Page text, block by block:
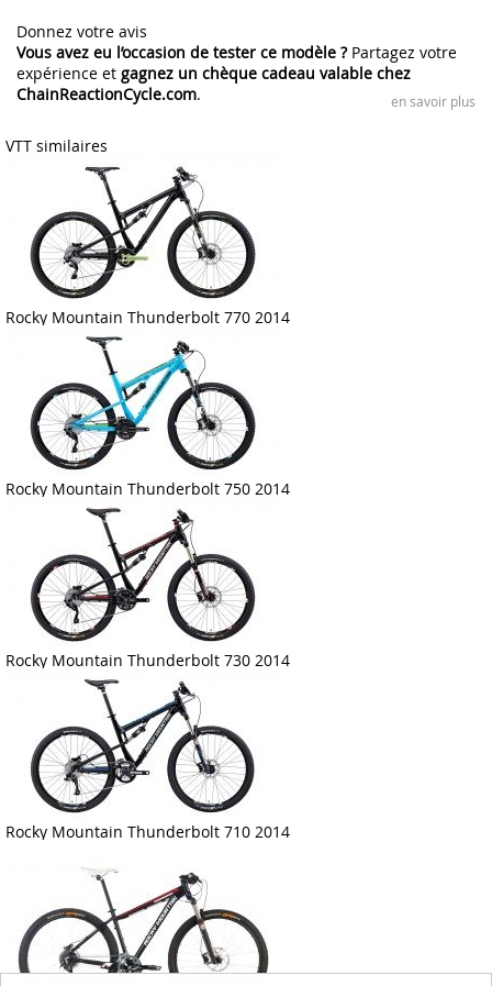
Donnez votre avis
Vous avez eu l’occasion de tester ce modèle ?Partagez votre
expérience et gagnez un chèque cadeau valable chez
ChainReactionCycle.com. en savoir plus
VTT similaires
Rocky Mountain Thunderbolt 770 2014
Rocky Mountain Thunderbolt 750 2014
Rocky Mountain Thunderbolt 730 2014
Rocky Mountain Thunderbolt 710 2014